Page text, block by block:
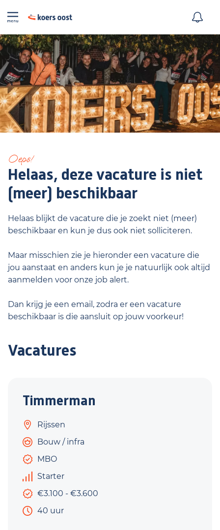
Oeps!
Helaas, deze vacature is niet
(meer) beschikbaar
Helaas blijkt de vacature die je zoekt niet (meer)
beschikbaar en kun je dus ook niet solliciteren.
Maar misschien zie je hieronder een vacature die
jou aanstaat en anders kun je je natuurlijk ook altijd
aanmelden voor onze job alert.
Dan krijg je een email, zodra er een vacature
beschikbaar is die aansluit op jouw voorkeur!
Vacatures
Timmerman
Rijssen
Bouw / infra
MBO
Starter
€3.100 - €3.600
40 uur